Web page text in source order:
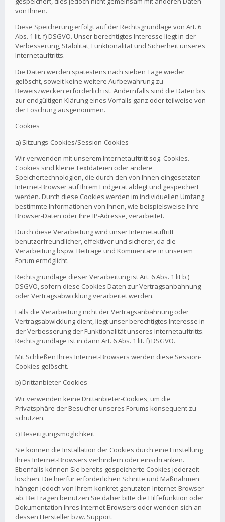
von Ihnen.
Diese Speicherung erfolgt auf der Rechtsgrundlage von Art. 6
Abs. 1 lit. f) DSGVO. Unser berechtigtes Interesse liegt in der
Verbesserung, Stabilität, Funktionalität und Sicherheit unseres
Internetauftritts.
Die Daten werden spätestens nach sieben Tage wieder
gelöscht, soweit keine weitere Aufbewahrung zu
Beweiszwecken erforderlich ist. Andernfalls sind die Daten bis
zur endgültigen Klärung eines Vorfalls ganz oder teilweise von
der Löschung ausgenommen.
Cookies
a) Sitzungs-Cookies/Session-Cookies
Wir verwenden mit unserem Internetauftritt sog. Cookies.
Cookies sind kleine Textdateien oder andere
Speichertechnologien, die durch den von Ihnen eingesetzten
Internet-Browser auf Ihrem Endgerät ablegt und gespeichert
werden. Durch diese Cookies werden im individuellen Umfang
bestimmte Informationen von Ihnen, wie beispielsweise Ihre
Browser-Daten oder Ihre IP-Adresse, verarbeitet.
Durch diese Verarbeitung wird unser Internetauftritt
benutzerfreundlicher, effektiver und sicherer, da die
Verarbeitung bspw. Beiträge und Kommentare in unserem
Forum ermöglicht.
Rechtsgrundlage dieser Verarbeitung ist Art. 6 Abs. 1 lit b.)
DSGVO, sofern diese Cookies Daten zur Vertragsanbahnung
oder Vertragsabwicklung verarbeitet werden.
Falls die Verarbeitung nicht der Vertragsanbahnung oder
Vertragsabwicklung dient, liegt unser berechtigtes Interesse in
der Verbesserung der Funktionalität unseres Internetauftritts.
Rechtsgrundlage ist in dann Art. 6 Abs. 1 lit. f) DSGVO.
Mit Schließen Ihres Internet-Browsers werden diese Session-
Cookies gelöscht.
b) Drittanbieter-Cookies
Wir verwenden keine Drittanbieter-Cookies, um die
Privatsphäre der Besucher unseres Forums konsequent zu
schützen.
c) Beseitigungsmöglichkeit
Sie können die Installation der Cookies durch eine Einstellung
Ihres Internet-Browsers verhindern oder einschränken.
Ebenfalls können Sie bereits gespeicherte Cookies jederzeit
löschen. Die hierfür erforderlichen Schritte und Maßnahmen
hängen jedoch von Ihrem konkret genutzten Internet-Browser
ab. Bei Fragen benutzen Sie daher bitte die Hilfefunktion oder
Dokumentation Ihres Internet-Browsers oder wenden sich an
dessen Hersteller bzw. Support.